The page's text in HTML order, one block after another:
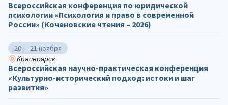
Всероссийская конференция по юридической
психологии «Психология и право в современной
России» (Коченовские чтения – 2026)
20 — 21 ноября
Красноярск
Всероссийская научно-практическая конференция
«Культурно-исторический подход: истоки и шаг
развития»